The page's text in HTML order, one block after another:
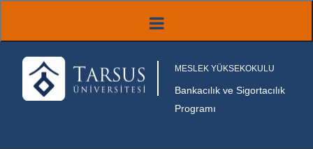
MESLEK YÜKSEKOKULU
Bankacılık ve Sigortacılık
Programı